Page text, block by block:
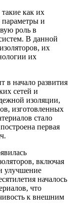
как их
параметры и
роль в
В данной
их
их
в начало развития
сетей и
изоляции,
изготовленных
стало
первая
включая
улучшение
началось
что
к внешним